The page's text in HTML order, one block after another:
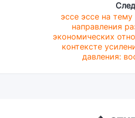
эссе эссе на
направления
экономических
контексте
давления: